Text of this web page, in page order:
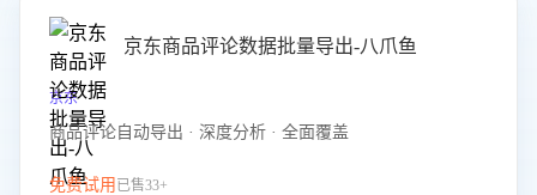
京东商品评论数据批量导出-八爪鱼
京东
商品评论自动导出 · 深度分析 · 全面覆盖
免费试用 已售33+